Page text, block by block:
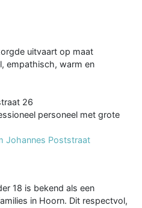
uitvaart op maat
empathisch, warm en
26
personeel met grote
Johannes Poststraat
18 is bekend als een
in Hoorn. Dit respectvol,